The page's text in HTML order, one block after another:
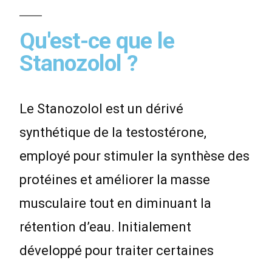
Qu'est-ce que le
Stanozolol ?
Le Stanozolol est un dérivé
synthétique de la testostérone,
employé pour stimuler la synthèse des
protéines et améliorer la masse
musculaire tout en diminuant la
rétention d’eau. Initialement
développé pour traiter certaines